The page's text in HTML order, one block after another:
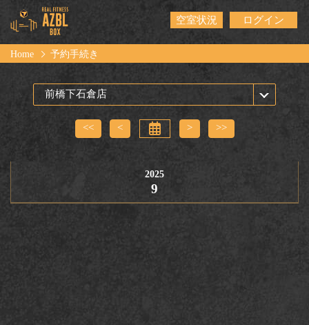
空室状況 ログイン
Home 予約手続き
<< < > >>
2025
9